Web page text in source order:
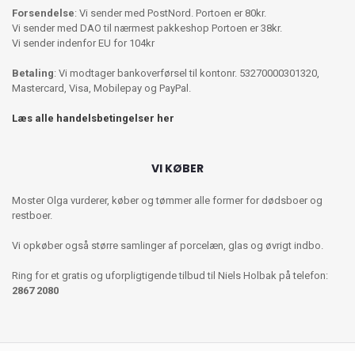
Forsendelse: Vi sender med PostNord. Portoen er 80kr.
Vi sender med DAO til nærmest pakkeshop Portoen er 38kr.
Vi sender indenfor EU for 104kr
Betaling: Vi modtager bankoverførsel til kontonr. 53270000301320,
Mastercard, Visa, Mobilepay og PayPal.
Læs alle handelsbetingelser her
VI KØBER
Moster Olga vurderer, køber og tømmer alle former for dødsboer og
restboer.
Vi opkøber også større samlinger af porcelæn, glas og øvrigt indbo.
Ring for et gratis og uforpligtigende tilbud til Niels Holbak på telefon:
2867 2080